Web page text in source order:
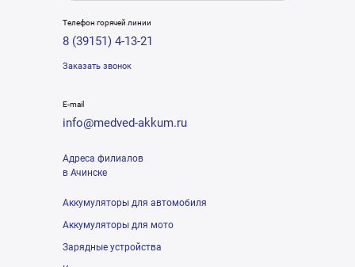
Телефон горячей линии
8 (39151) 4-13-21
Заказать звонок
E-mail
info@medved-akkum.ru
Адреса филиалов
в Ачинске
Аккумуляторы для автомобиля
Аккумуляторы для мото
Зарядные устройства